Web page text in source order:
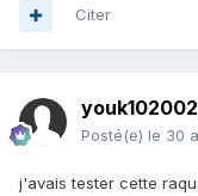
Citer
youk102002
Posté(e) le 30
j'avais tester cette